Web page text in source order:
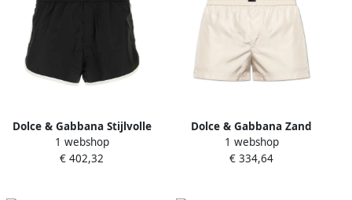
Dolce & Gabbana Stijlvolle
zwarte polyester
zwemshorts Black Heren
1 webshop
€ 402,32
Dolce & Gabbana Zand
Polyester Zwembroek Beige
Heren
1 webshop
€ 334,64